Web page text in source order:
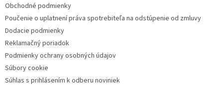
Obchodné podmienky
Poučenie o uplatnení práva spotrebiteľa na odstúpenie od zmluvy
Dodacie podmienky
Reklamačný poriadok
Podmienky ochrany osobných údajov
Súbory cookie
Súhlas s prihlásením k odberu noviniek